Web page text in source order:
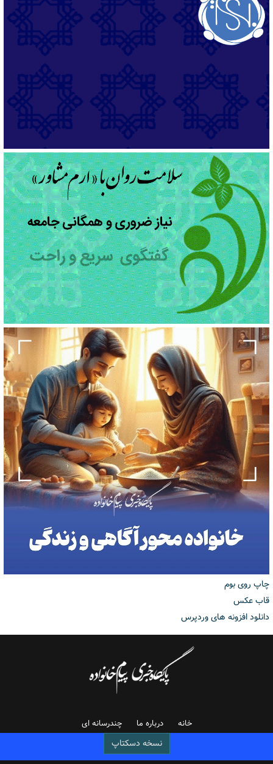
چاپ روی بوم
قاب عکس
دانلود افزونه های وردپرس
خانه درباره ما چندرسانه ای
نسخه دسکتاپ